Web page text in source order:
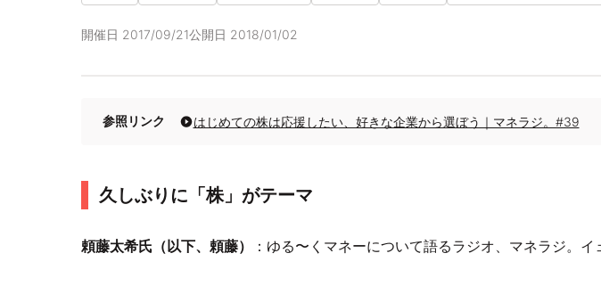
開催日 2017/09/21公開日 2018/01/02
参照リンク はじめての株は応援したい、好きな企業から選ぼう｜マネラジ。#39
久しぶりに「株」がテーマ
頼藤太希氏（以下、頼藤） ：ゆる〜くマネーについて語るラジオ、マネラジ。イ